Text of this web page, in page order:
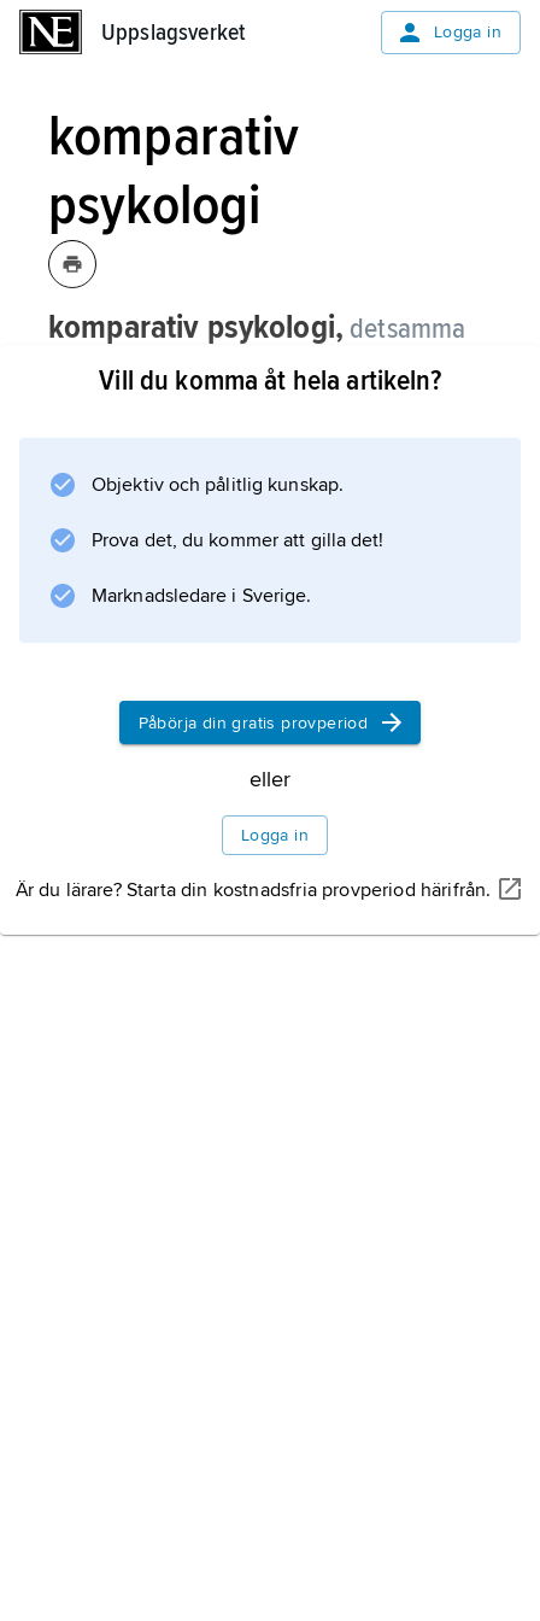
Uppslagsverket Logga in
komparativ
psykologi
komparativ psykologi, detsamma
somjämförande psykologi
Vill du komma åt hela artikeln?
Objektiv och pålitlig kunskap.
Prova det, du kommer att gilla det!
Marknadsledare i Sverige.
Påbörja din gratis provperiod
eller
Logga in
Är du lärare? Starta din kostnadsfria provperiod härifrån.